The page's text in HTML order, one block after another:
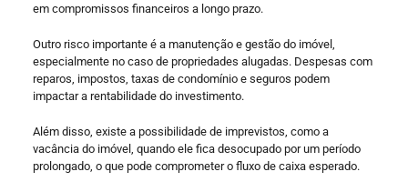
em compromissos financeiros a longo prazo.
Outro risco importante é a manutenção e gestão do imóvel,
especialmente no caso de propriedades alugadas. Despesas com
reparos, impostos, taxas de condomínio e seguros podem
impactar a rentabilidade do investimento.
Além disso, existe a possibilidade de imprevistos, como a
vacância do imóvel, quando ele fica desocupado por um período
prolongado, o que pode comprometer o fluxo de caixa esperado.